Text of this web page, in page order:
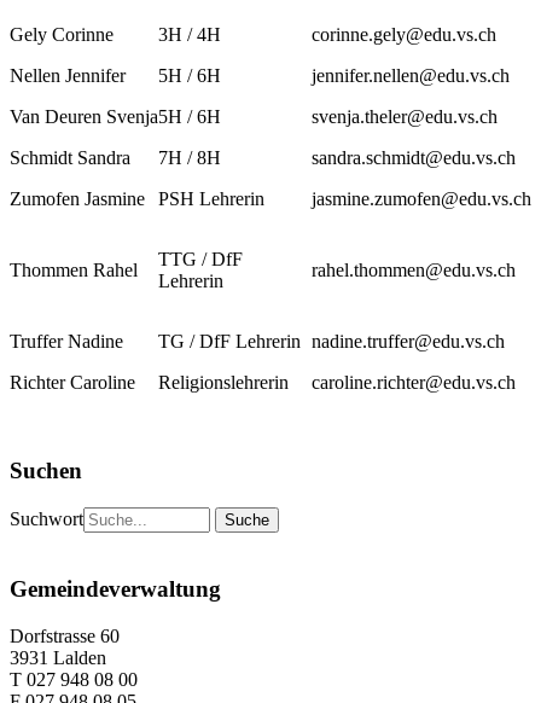
Gely Corinne 3H / 4H
corinne.gely@edu.vs.ch
Nellen Jennifer
5H / 6H
jennifer.nellen@edu.vs.ch
Van Deuren Svenja5H / 6H
svenja.theler@edu.vs.ch
Schmidt Sandra
7H / 8H
sandra.schmidt@edu.vs.ch
Zumofen Jasmine
PSH Lehrerin jasmine.zumofen@edu.vs.ch
Thommen Rahel
TTG / DfF
Lehrerin
rahel.thommen@edu.vs.ch
Truffer Nadine TG / DfF Lehrerin nadine.truffer@edu.vs.ch
Richter Caroline
Religionslehrerin caroline.richter@edu.vs.ch
Suchen
Suchwort
Gemeindeverwaltung
Dorfstrasse 60
3931 Lalden
T 027 948 08 00